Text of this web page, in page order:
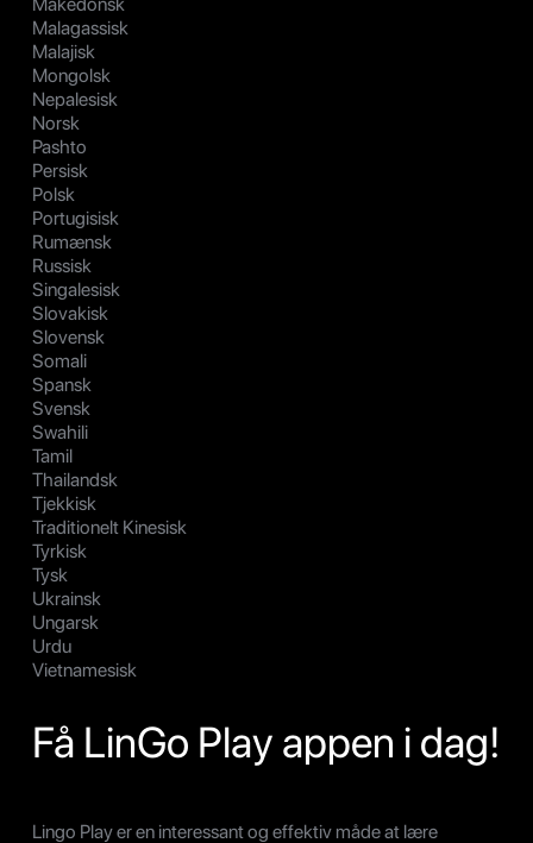
Malagassisk
Malajisk
Mongolsk
Nepalesisk
Norsk
Pashto
Persisk
Polsk
Portugisisk
Rumænsk
Russisk
Singalesisk
Slovakisk
Slovensk
Somali
Spansk
Svensk
Swahili
Tamil
Thailandsk
Tjekkisk
Traditionelt Kinesisk
Tyrkisk
Tysk
Ukrainsk
Ungarsk
Urdu
Vietnamesisk
Få LinGo Play appen i dag!
Lingo Play er en interessant og effektiv måde at lære